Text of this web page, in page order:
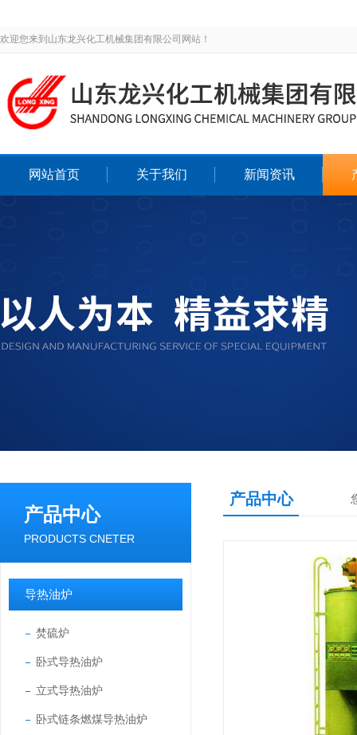
欢迎您来到山东龙兴化工机械集团有限公司网站！
网站首页 关于我们 新闻资讯
产品中心
PRODUCTS CNETER
导热油炉
焚硫炉
卧式导热油炉
立式导热油炉
卧式链条燃煤导热油炉
产品中心